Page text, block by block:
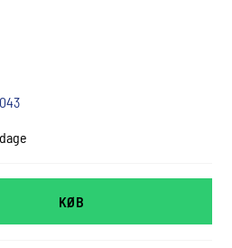
KØB